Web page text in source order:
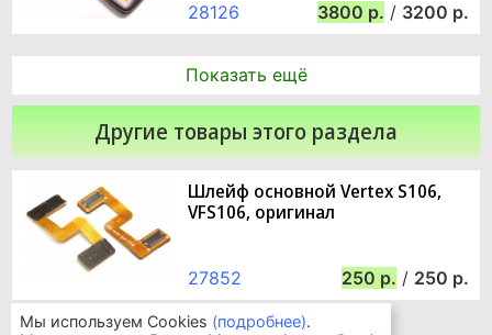
28126 3800 / 3200
Показать ещё
Другие товары этого раздела
Шлейф основной Vertex S106,
VFS106, оригинал
27852 250 / 250
Мы используем Cookies (подробнее).